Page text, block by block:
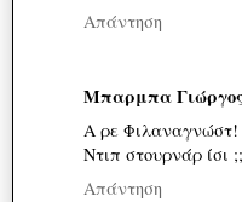
Απάντηση
Μπαρμπα Γιώργος
Α ρε
Ντιπ στουρνάρ ίσι
Απάντηση